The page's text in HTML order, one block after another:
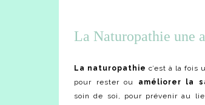
La Naturopathie une
La naturopathie c’est à la fois
pour rester ou
améliorer la
soin de soi, pour prévenir au